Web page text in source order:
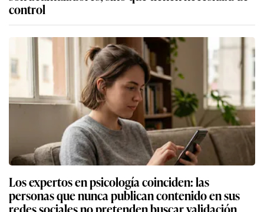
control
Los expertos en psicología coinciden: las
personas que nunca publican contenido en sus
redes sociales no pretenden buscar validación